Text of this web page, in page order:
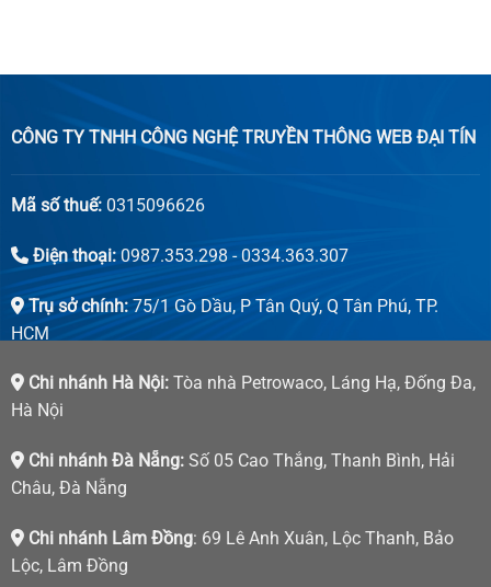
CÔNG TY TNHH CÔNG NGHỆ TRUYỀN THÔNG WEB ĐẠI TÍN
Mã số thuế:0315096626
Điện thoại:0987.353.298 - 0334.363.307
Trụ sở chính:75/1 Gò Dầu, P Tân Quý, Q Tân Phú, TP.
HCM
Chi nhánh Hà Nội:Tòa nhà Petrowaco, Láng Hạ, Đống Đa,
Hà Nội
Chi nhánh Đà Nẵng:Số 05 Cao Thắng, Thanh Bình, Hải
Châu, Đà Nẵng
Chi nhánh Lâm Đồng: 69 Lê Anh Xuân, Lộc Thanh, Bảo
Lộc, Lâm Đồng